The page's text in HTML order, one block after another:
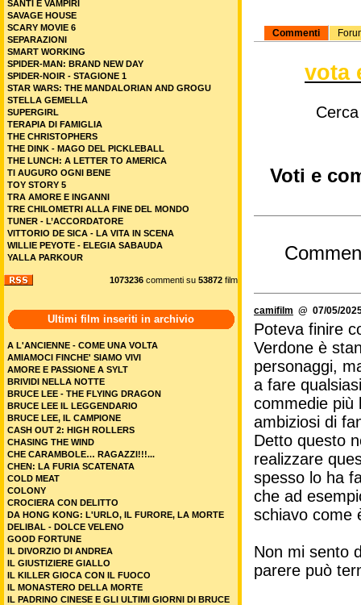
Commenti
vota
Voti e
camifilm @ 07/05/
Poteva finire
Verdone è
personaggi,
a fare
commedie più
ambiziosi di
Detto questo
realizzare
spesso lo ha
che ad
schiavo come
Non mi sento
parere può
SANTI E VAMPIRI
SAVAGE HOUSE
SCARY MOVIE 6
SEPARAZIONI
SMART WORKING
SPIDER-MAN: BRAND NEW DAY
SPIDER-NOIR - STAGIONE 1
STAR WARS: THE MANDALORIAN AND GROGU
STELLA GEMELLA
SUPERGIRL
TERAPIA DI FAMIGLIA
THE CHRISTOPHERS
THE DINK - MAGO DEL PICKLEBALL
THE LUNCH: A LETTER TO AMERICA
TI AUGURO OGNI BENE
TOY STORY 5
TRA AMORE E INGANNI
TRE CHILOMETRI ALLA FINE DEL MONDO
TUNER - L’ACCORDATORE
VITTORIO DE SICA - LA VITA IN SCENA
WILLIE PEYOTE - ELEGIA SABAUDA
YALLA PARKOUR
1073236 commenti su 53872 film
Ultimi film inseriti in archivio
A L'ANCIENNE - COME UNA VOLTA
AMIAMOCI FINCHE' SIAMO VIVI
AMORE E PASSIONE A SYLT
BRIVIDI NELLA NOTTE
BRUCE LEE - THE FLYING DRAGON
BRUCE LEE IL LEGGENDARIO
BRUCE LEE, IL CAMPIONE
CASH OUT 2: HIGH ROLLERS
CHASING THE WIND
CHE CARAMBOLE… RAGAZZI!!!...
CHEN: LA FURIA SCATENATA
COLD MEAT
COLONY
CROCIERA CON DELITTO
DA HONG KONG: L'URLO, IL FURORE, LA MORTE
DELIBAL - DOLCE VELENO
GOOD FORTUNE
IL DIVORZIO DI ANDREA
IL GIUSTIZIERE GIALLO
IL KILLER GIOCA CON IL FUOCO
IL MONASTERO DELLA MORTE
IL PADRINO CINESE E GLI ULTIMI GIORNI DI BRUCE